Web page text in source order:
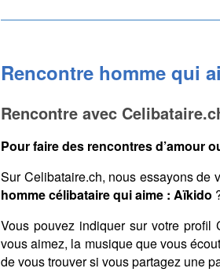
Rencontre homme qui
Rencontre avec
Pour faire des rencontres d’amour
Sur Celibataire.ch, nous essayons de
homme célibataire qui aime : Aïkido
Vous pouvez indiquer sur votre
vous aimez, la musique que vous
de vous trouver si vous partagez une